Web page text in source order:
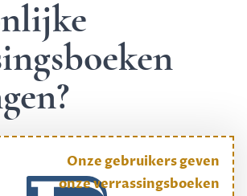
Onze gebruikers geven
onze verrassingsboeken